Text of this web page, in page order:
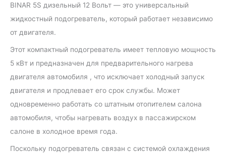
BINAR 5S дизельный 12 Вольт — это универсальный
жидкостный подогреватель, который работает независимо
от двигателя.
Этот компактный подогреватель имеет тепловую мощность
5 кВт и предназначен для предварительного нагрева
двигателя автомобиля , что исключает холодный запуск
двигателя и продлевает его срок службы. Может
одновременно работать со штатным отопителем салона
автомобиля, чтобы нагревать воздух в пассажирском
салоне в холодное время года.
Поскольку подогреватель связан с системой охлаждения